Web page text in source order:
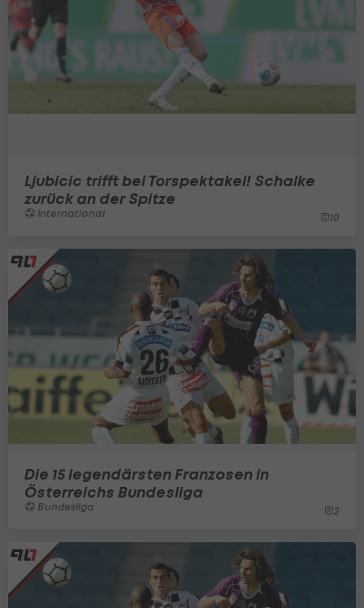
Ljubicic trifft bei Torspektakel! Schalke
zurück an der Spitze
International 10
Die 15 legendärsten Franzosen in
Österreichs Bundesliga
Bundesliga 2